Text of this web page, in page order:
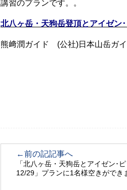
講習のプランです。。
北八ヶ岳・天狗岳登頂とアイゼン
熊﨑潤ガイド (公社)日本山岳ガ
←前の記記事へ
「北八ヶ岳・天狗岳とアイゼン･
12/29」プランに1名様空きができ